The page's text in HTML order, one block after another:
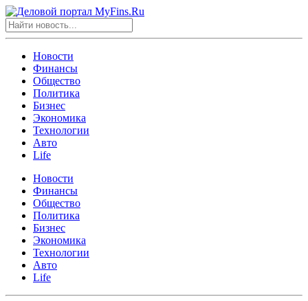
Новости
Финансы
Общество
Политика
Бизнес
Экономика
Технологии
Авто
Life
Новости
Финансы
Общество
Политика
Бизнес
Экономика
Технологии
Авто
Life